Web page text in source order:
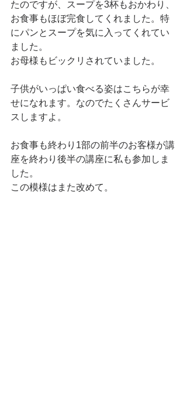
たのですが、スープを3杯もおかわり、
お食事もほぼ完食してくれました。特
にパンとスープを気に入ってくれてい
ました。
お母様もビックリされていました。
子供がいっぱい食べる姿はこちらが幸
せになれます。なのでたくさんサービ
スしますよ。
お食事も終わり1部の前半のお客様が講
座を終わり後半の講座に私も参加しま
した。
この模様はまた改めて。